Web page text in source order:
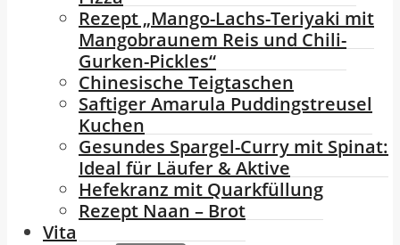
Rezept „Mango-Lachs-Teriyaki mit
Mangobraunem Reis und Chili-
Gurken-Pickles“
Chinesische Teigtaschen
Saftiger Amarula Puddingstreusel
Kuchen
Gesundes Spargel-Curry mit Spinat:
Ideal für Läufer & Aktive
Hefekranz mit Quarkfüllung
Rezept Naan – Brot
Vita